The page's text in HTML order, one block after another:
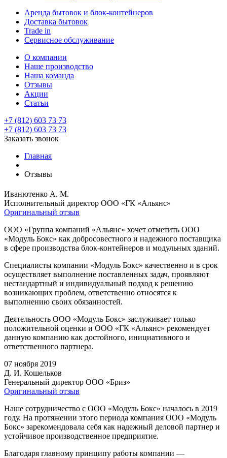
Аренда бытовок и блок-контейнеров
Доставка бытовок
Trade in
Сервисное обслуживание
О компании
Наше производство
Наша команда
Отзывы
Акции
Статьи
+7 (812) 603 73 73
+7 (812) 603 73 73
Заказать звонок
Главная
Отзывы
Иванютенко А. М.
Исполнительный директор ООО «ГК «Альянс»
Оригинальный отзыв
ООО «Группа компаний «Альянс» хочет отметить ООО
«Модуль Бокс» как добросовестного и надежного поставщика
в сфере производства блок-контейнеров и модульных зданий.
Специалисты компании «Модуль Бокс» качественно и в срок
осуществляет выполнение поставленных задач, проявляют
нестандартный и индивидуальный подход к решению
возникающих проблем, ответственно относятся к
выполнению своих обязанностей.
Деятельность ООО «Модуль Бокс» заслуживает только
положительной оценки и ООО «ГК «Альянс» рекомендует
данную компанию как достойного, инициативного и
ответственного партнера.
07 ноября 2019
Д. И. Кошельков
Генеральный директор ООО «Бриз»
Оригинальный отзыв
Наше сотрудничество с ООО «Модуль Бокс» началось в 2019
году. На протяжении этого периода компания ООО «Модуль
Бокс» зарекомендовала себя как надежный деловой партнер и
устойчивое производственное предприятие.
Благодаря главному принципу работы компании —